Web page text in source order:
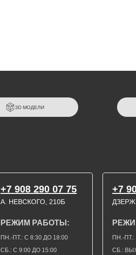
3D МОДЕЛИ
СБ.: С 9:00 ДО 15:00
ПН.-ПТ.: С 8:30 ДО 18:00
А. НЕВСКОГО, 210Б
+7
РЕЖИМ РАБОТЫ:
СБ.:
ПН.-ПТ.:
+7 908 290 07 75